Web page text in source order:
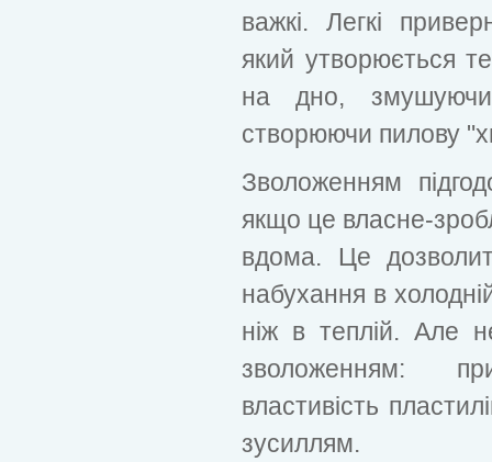
важкі. Легкі
який утворюється
на дно,
створюючи пилову
Зволоженням
якщо це власне-
вдома. Це
набухання в
ніж в теплій. Але
зволоженням:
властивість
зусиллям.